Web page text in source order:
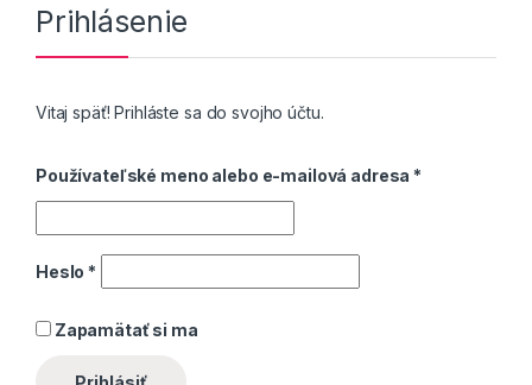
Prihlásenie
Vitaj späť! Prihláste sa do svojho účtu.
Používateľské meno alebo e-mailová adresa *
Heslo *
Zapamätať si ma